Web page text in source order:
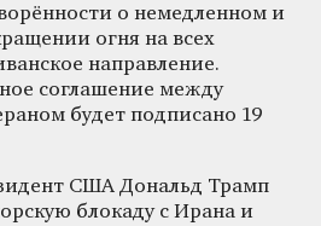
о немедленном и
огня на всех
направление.
соглашение между
будет подписано 19
США Дональд Трамп
блокаду с Ирана и